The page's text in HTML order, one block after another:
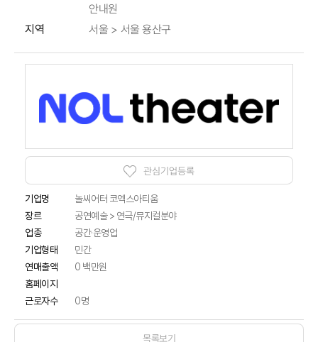
안내원
지역 서울 > 서울 용산구
관심기업등록
기업명 놀씨어터 코엑스아티움
장르
공연예술 > 연극/뮤지컬분야
업종
공간·운영업
기업형태
민간
연매출액
0 백만원
홈페이지
근로자수
0명
목록보기